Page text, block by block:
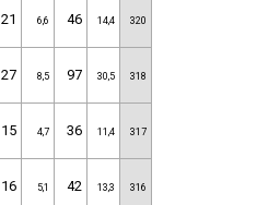
21 6,6 46 14,4 320
27 8,5 97 30,5 318
15 4,7 36 11,4 317
16 5,1 42 13,3 316